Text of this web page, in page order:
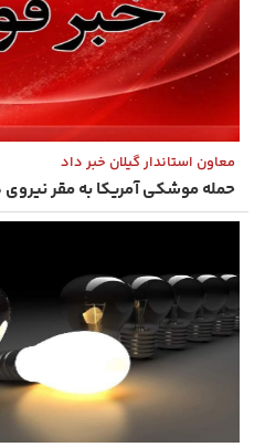
معاون استاندار گیلان خبر داد
حمله موشکی آمریکا به مقر نیروی